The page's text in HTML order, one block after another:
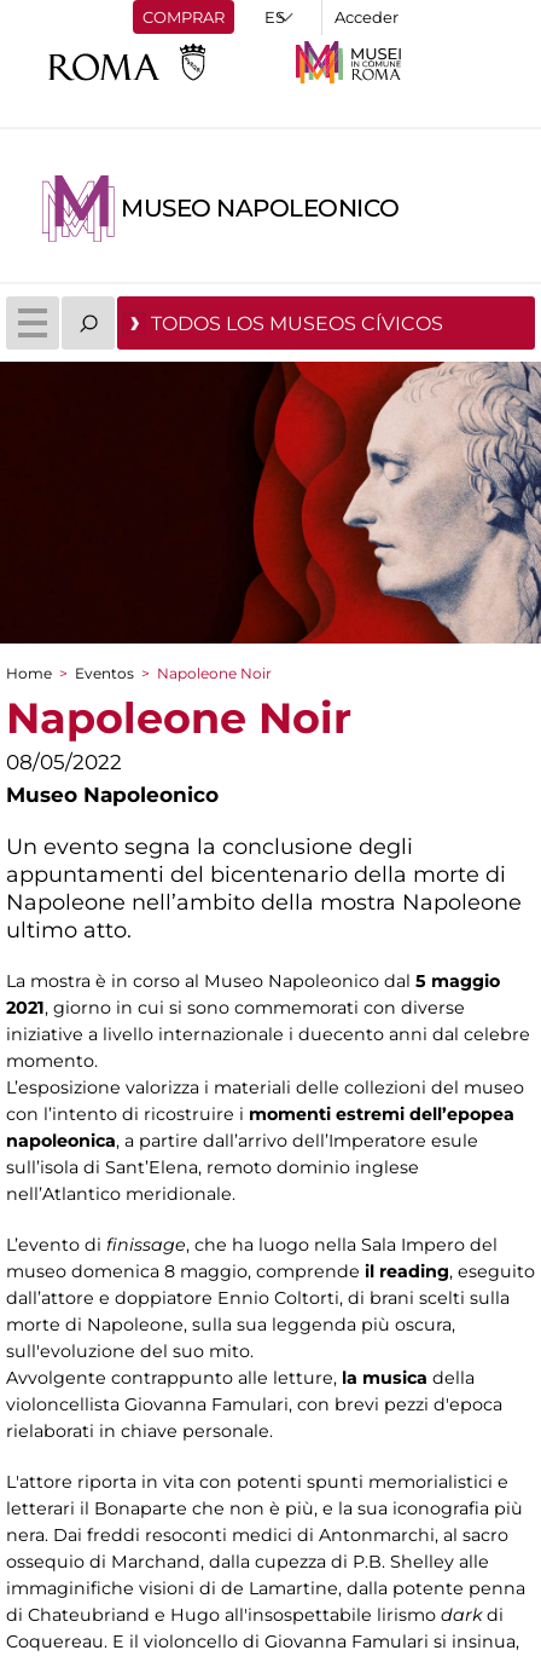
COMPRAR Acceder
MUSEO NAPOLEONICO
TODOS LOS MUSEOS CÍVICOS
You are here
Home > Eventos > Napoleone Noir
Napoleone Noir
08/05/2022
Museo Napoleonico
Un evento segna la conclusione degli
appuntamenti del bicentenario della morte di
Napoleone nell’ambito della mostra Napoleone
ultimo atto.
La mostra è in corso al Museo Napoleonico dal 5 maggio
2021, giorno in cui si sono commemorati con diverse
iniziative a livello internazionale i duecento anni dal celebre
momento.
L’esposizione valorizza i materiali delle collezioni del museo
con l’intento di ricostruire i momenti estremi dell’epopea
napoleonica, a partire dall’arrivo dell’Imperatore esule
sull’isola di Sant’Elena, remoto dominio inglese
nell’Atlantico meridionale.
L’evento di finissage, che ha luogo nella Sala Impero del
museo domenica 8 maggio, comprende il reading, eseguito
dall’attore e doppiatore Ennio Coltorti, di brani scelti sulla
morte di Napoleone, sulla sua leggenda più oscura,
sull'evoluzione del suo mito.
Avvolgente contrappunto alle letture, la musica della
violoncellista Giovanna Famulari, con brevi pezzi d'epoca
rielaborati in chiave personale.
L'attore riporta in vita con potenti spunti memorialistici e
letterari il Bonaparte che non è più, e la sua iconografia più
nera. Dai freddi resoconti medici di Antonmarchi, al sacro
ossequio di Marchand, dalla cupezza di P.B. Shelley alle
immaginifiche visioni di de Lamartine, dalla potente penna
di Chateubriand e Hugo all'insospettabile lirismo darkdi
Coquereau. E il violoncello di Giovanna Famulari si insinua,